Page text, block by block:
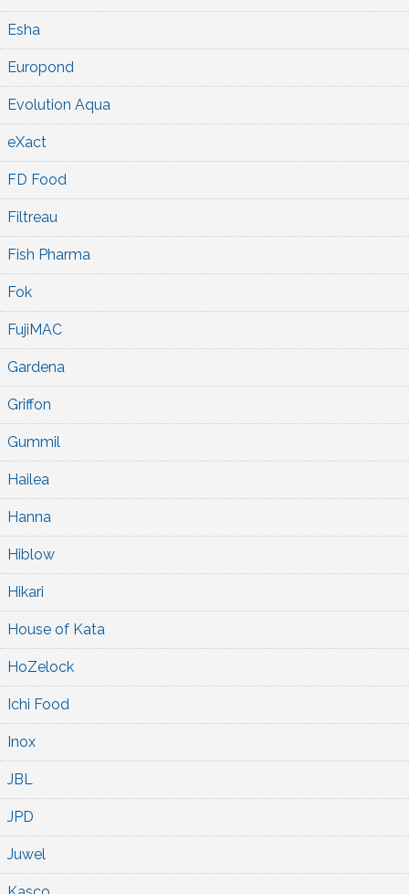
Esha
Europond
Evolution Aqua
eXact
FD Food
Filtreau
Fish Pharma
Fok
FujiMAC
Gardena
Griffon
Gummil
Hailea
Hanna
Hiblow
Hikari
House of Kata
HoZelock
Ichi Food
Inox
JBL
JPD
Juwel